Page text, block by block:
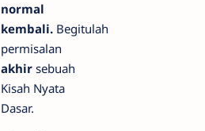
normal
kembali. Begitulah
permisalan
akhir sebuah
Kisah Nyata
Dasar.